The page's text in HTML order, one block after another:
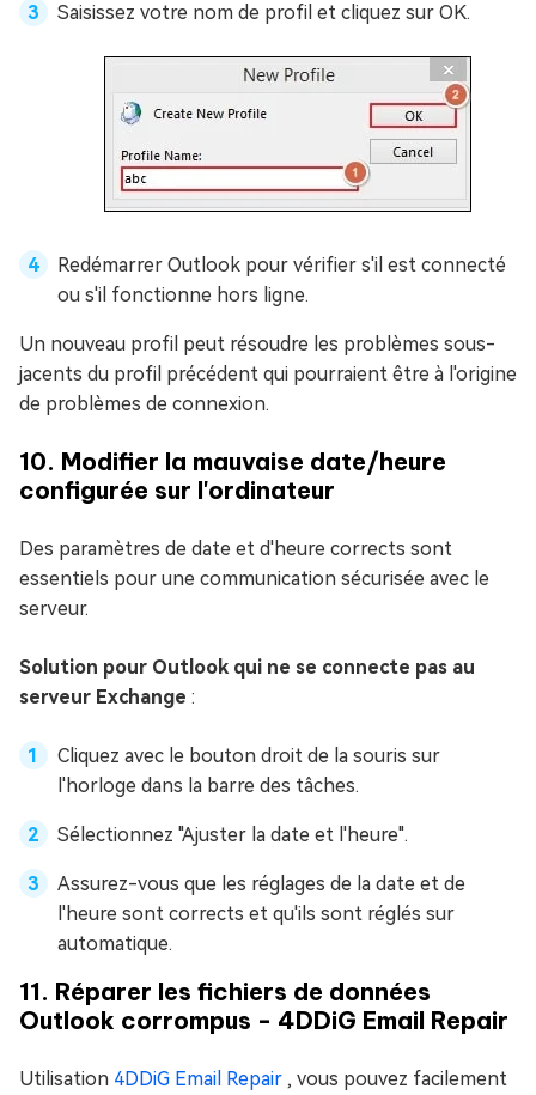
Saisissez votre nom de profil et cliquez sur OK.
Redémarrer Outlook pour vérifier s'il est connecté
ou s'il fonctionne hors ligne.
Un nouveau profil peut résoudre les problèmes sous-
jacents du profil précédent qui pourraient être à l'origine
de problèmes de connexion.
10. Modifier la mauvaise date/heure
configurée sur l'ordinateur
Des paramètres de date et d'heure corrects sont
essentiels pour une communication sécurisée avec le
serveur.
Solution pour Outlook qui ne se connecte pas au
serveur Exchange :
Cliquez avec le bouton droit de la souris sur
l'horloge dans la barre des tâches.
Sélectionnez "Ajuster la date et l'heure".
Assurez-vous que les réglages de la date et de
l'heure sont corrects et qu'ils sont réglés sur
automatique.
11. Réparer les fichiers de données
Outlook corrompus - 4DDiG Email Repair
Utilisation 4DDiG Email Repair , vous pouvez facilement